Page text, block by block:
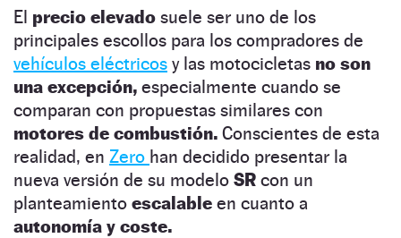
El precio elevado suele ser uno de los
principales escollos para los compradores de
vehículos eléctricos y las motocicletas no son
una excepción, especialmente cuando se
comparan con propuestas similares con
motores de combustión. Conscientes de esta
realidad, en Zero han decidido presentar la
nueva versión de su modelo SR con un
planteamiento escalable en cuanto a
autonomía y coste.